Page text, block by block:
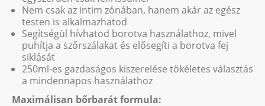
Nem csak az intim zónában, hanem akár az egész
testen is alkalmazhatod
Segítségül hívhatod borotva használathoz, mivel
puhítja a szőrszálakat és elősegíti a borotva fej
siklását
250ml-es gazdaságos kiszerelése tökéletes választás
a mindennapos használathoz
Maximálisan bőrbarát formula: